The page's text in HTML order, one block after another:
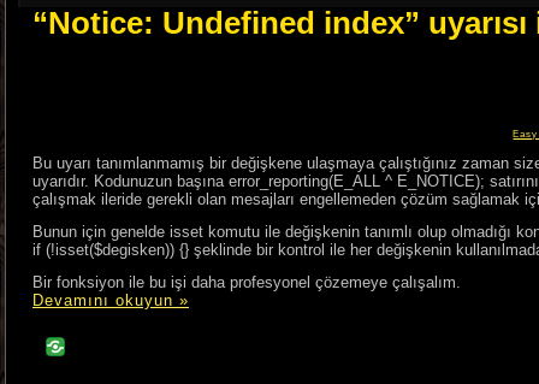
“Notice: Undefined index”
Bu uyarı tanımlanmamış bir değişkene ulaşmaya çalıştığınız zaman
uyarıdır. Kodunuzun başına error_reporting(E_ALL ^ E_NOTICE);
çalışmak ileride gerekli olan mesajları engellemeden çözüm sağlamak
Bunun için genelde isset komutu ile değişkenin tanımlı olup olmadığı
if (!isset($degisken)) {} şeklinde bir kontrol ile her değişkenin
Bir fonksiyon ile bu işi daha profesyonel çözemeye çalışalım.
Devamını okuyun »